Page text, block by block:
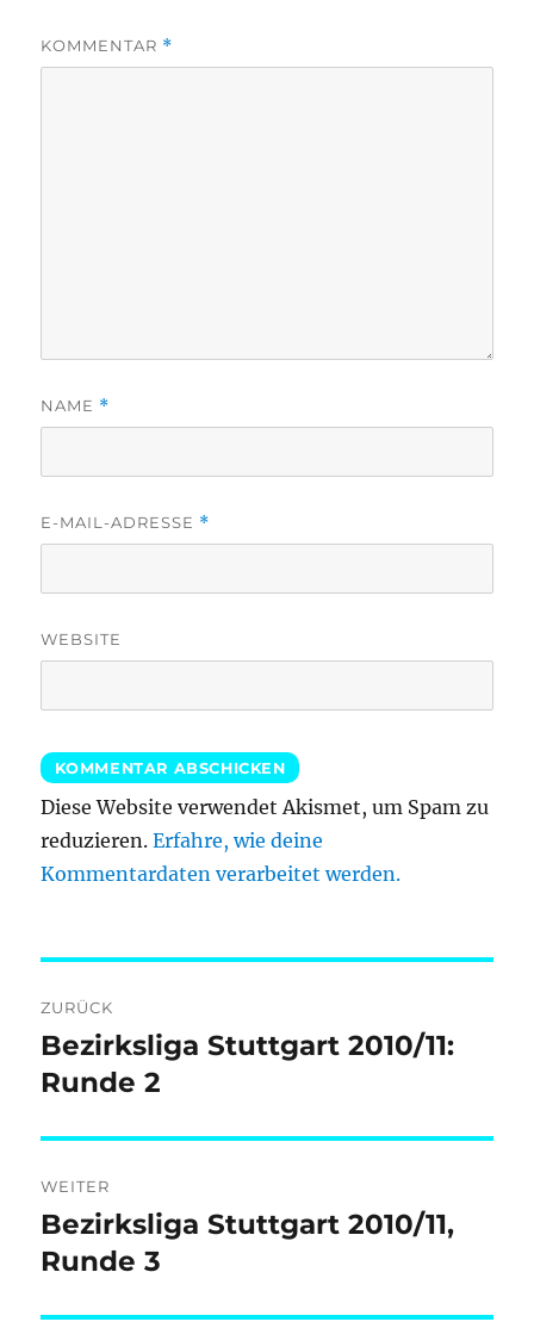
KOMMENTAR *
NAME *
E-MAIL-ADRESSE *
WEBSITE
Diese Website verwendet Akismet, um Spam zu
reduzieren.Erfahre, wie deine
Kommentardaten verarbeitet werden.
ZURÜCK
Vorheriger
Beitrag:
Bezirksliga Stuttgart 2010/11:
Runde 2
WEITER
Nächster
Beitrag:
Bezirksliga Stuttgart 2010/11,
Runde 3